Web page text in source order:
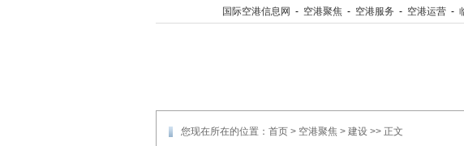
国际空港信息网 - 空港聚焦 - 空港服务 - 空港运营 -
您现在所在的位置： 首页 > 空港聚焦 > 建设 >> 正文